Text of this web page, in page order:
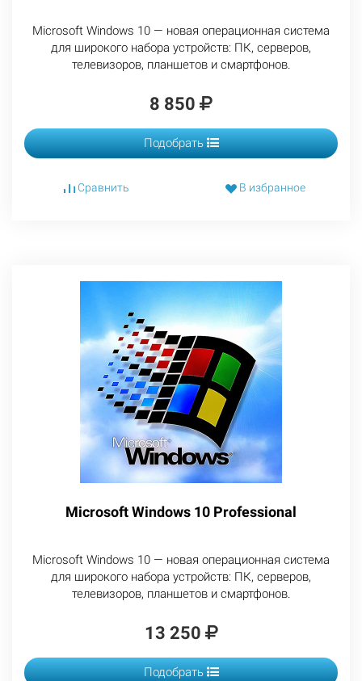
Microsoft Windows 10 — новая операционная система
для широкого набора устройств: ПК, серверов,
телевизоров, планшетов и смартфонов.
8 850
Подобрать
Сравнить В избранное
Microsoft Windows 10 Professional
Microsoft Windows 10 — новая операционная система
для широкого набора устройств: ПК, серверов,
телевизоров, планшетов и смартфонов.
13 250
Подобрать